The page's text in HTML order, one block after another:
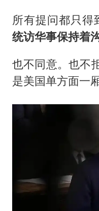
所有提问都只得
统访华事保持着
也不同意。也不
是美国单方面一